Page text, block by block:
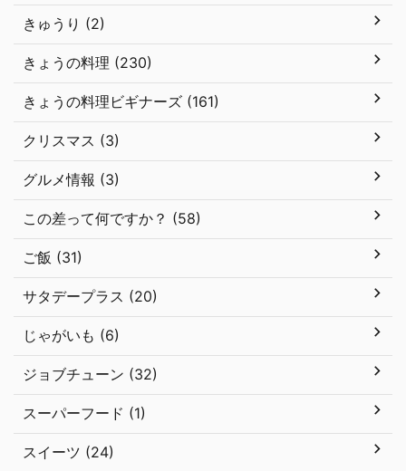
きゅうり (2)
きょうの料理 (230)
きょうの料理ビギナーズ (161)
クリスマス (3)
グルメ情報 (3)
この差って何ですか？ (58)
ご飯 (31)
サタデープラス (20)
じゃがいも (6)
ジョブチューン (32)
スーパーフード (1)
スイーツ (24)